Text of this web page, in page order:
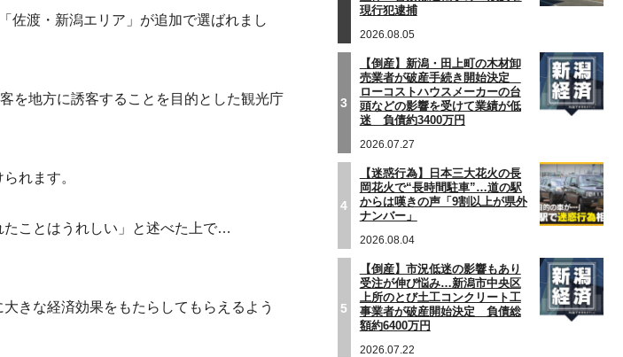
佐渡・新潟エリア」が追加で選ばれまし
を地方に誘客することを目的とした観光庁
れます。
ことはうれしい」と述べた上で…
きな経済効果をもたらしてもらえるよう
現行犯逮捕
2026.08.05
3
【倒産】新潟・田上町の木材卸
売業者が破産手続き開始決定
ローコストハウスメーカーの台
頭などの影響を受けて業績が低
迷 負債約3400万円
2026.07.27
4
【迷惑行為】日本三大花火の長
岡花火で“長時間駐車”…道の駅
からは嘆きの声「9割以上が県外
ナンバー」
2026.08.04
5
【倒産】市況低迷の影響もあり
受注が伸び悩み…新潟市中央区
上所のとび土工コンクリート工
事業者が破産開始決定 負債総
額約6400万円
2026.07.22